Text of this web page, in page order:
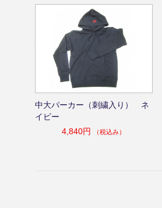
中大パーカー（刺繍入り） ネ
イビー
4,840円
（税込み）